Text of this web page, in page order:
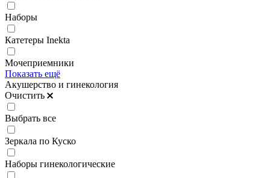
Наборы
Катетеры Inekta
Мочеприемники
Показать ещё
Акушерство и гинекология
Очистить
Выбрать все
Зеркала по Куско
Наборы гинекологические